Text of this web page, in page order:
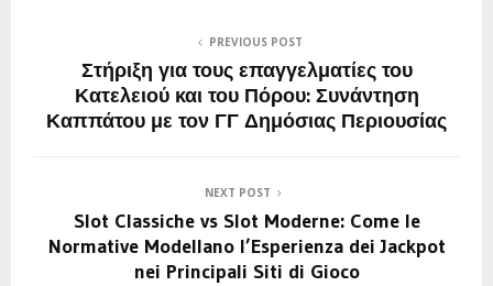
PREVIOUS POST
Στήριξη για τους επαγγελματίες του
Κατελειού και του Πόρου: Συνάντηση
Καππάτου με τον ΓΓ Δημόσιας Περιουσίας
NEXT POST
Slot Classiche vs Slot Moderne: Come le
Normative Modellano l’Esperienza dei Jackpot
nei Principali Siti di Gioco